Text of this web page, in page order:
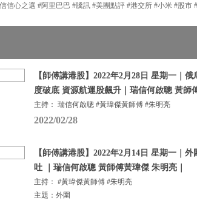
信心之選 #阿里巴巴 #騰訊 #美團點評 #港交所 #小米 #股市
【師傅講港股】2022年2月28日 星期一｜
度破底 資源航運股飆升｜瑞信何啟聰 黃師
主持： 瑞信何啟聰 #黃瑋傑黃師傅 #朱明亮
2022/02/28
【師傅講港股】2022年2月14日 星期一｜
吐 ｜瑞信何啟聰 黃師傅黃瑋傑 朱明亮｜
主持： #黃瑋傑黃師傅 #朱明亮
主題：外圍